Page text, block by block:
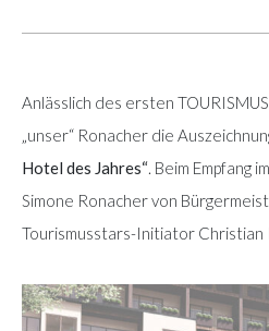
Anlässlich des ersten
„unser“ Ronacher die
Hotel des Jahres“. Beim Empfang
Simone Ronacher von
Tourismusstars-Initiator Christian